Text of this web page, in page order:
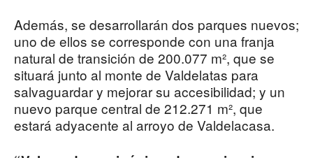
Además, se desarrollarán dos parques nuevos;
uno de ellos se corresponde con una franja
natural de transición de 200.077 m², que se
situará junto al monte de Valdelatas para
salvaguardar y mejorar su accesibilidad; y un
nuevo parque central de 212.271 m², que
estará adyacente al arroyo de Valdelacasa.